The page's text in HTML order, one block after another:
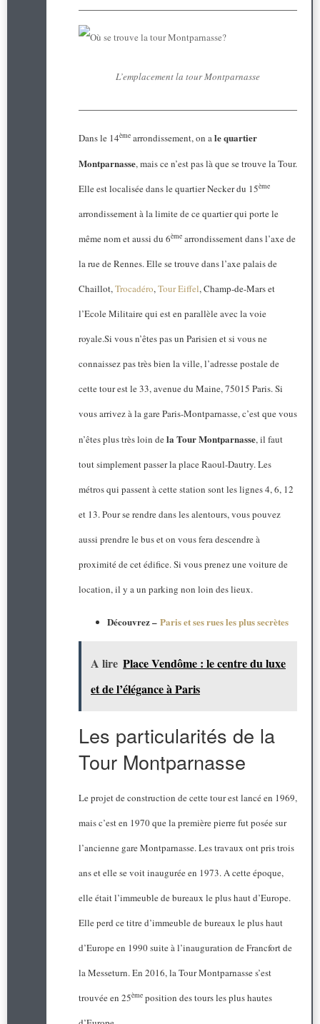
L’emplacement la tour Montparnasse
Dans le 14ème arrondissement, on ale quartier
Montparnasse, mais ce n’est pas là que se trouve la Tour.
Elle est localisée dans le quartier Necker du 15ème
arrondissement à la limite de ce quartier qui porte le
même nom et aussi du 6ème arrondissement dans l’axe de
la rue de Rennes. Elle se trouve dans l’axe palais de
Chaillot,Trocadéro,Tour Eiffel, Champ-de-Mars et
l’Ecole Militaire qui est en parallèle avec la voie
royale.Si vous n’êtes pas un Parisien et si vous ne
connaissez pas très bien la ville, l’adresse postale de
cette tour est le 33, avenue du Maine, 75015 Paris. Si
vous arrivez à la gare Paris-Montparnasse, c’est que vous
n’êtes plus très loin dela Tour Montparnasse, il faut
tout simplement passer la place Raoul-Dautry. Les
métros qui passent à cette station sont les lignes 4, 6, 12
et 13. Pour se rendre dans les alentours, vous pouvez
aussi prendre le bus et on vous fera descendre à
proximité de cet édifice. Si vous prenez une voiture de
location, il y a un parking non loin des lieux.
Découvrez – Paris et ses rues les plus secrètes
A lire Place Vendôme : le centre du luxe
et de l’élégance à Paris
Les particularités de la
Tour Montparnasse
Le projet de construction de cette tour est lancé en 1969,
mais c’est en 1970 que la première pierre fut posée sur
l’ancienne gare Montparnasse. Les travaux ont pris trois
ans et elle se voit inaugurée en 1973. A cette époque,
elle était l’immeuble de bureaux le plus haut d’Europe.
Elle perd ce titre d’immeuble de bureaux le plus haut
d’Europe en 1990 suite à l’inauguration de Francfort de
la Messeturn. En 2016, la Tour Montparnasse s’est
trouvée en 25ème position des tours les plus hautes